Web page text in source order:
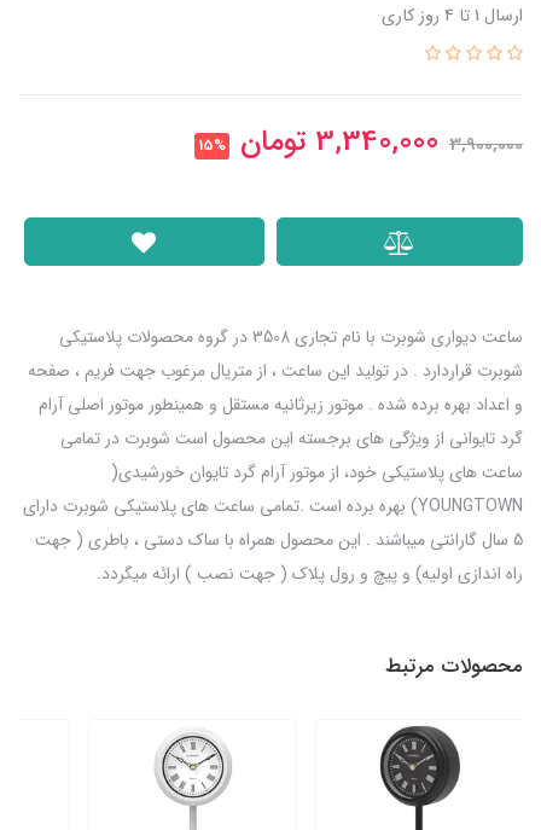
ارسال 1 تا 4 روز کاری
3,900,000
3,340,000 تومان 15%
ساعت دیواری شوبرت با نام تجاری 3508 در گروه محصولات پلاستیکی
شوبرت قراردارد . در تولید این ساعت ، از متریال مرغوب جهت فریم ، صفحه
و اعداد بهره برده شده . موتور زیرثانیه مستقل و همینطور موتور اصلی آرام
گرد تایوانی از ویژگی های برجسته این محصول است شوبرت در تمامی
ساعت های پلاستیکی خود، از موتور آرام گرد تایوان خورشیدی(
YOUNGTOWN) بهره برده است .تمامی ساعت های پلاستیکی شوبرت دارای
5 سال گارانتی میباشند . این محصول همراه با ساک دستی ، باطری ( جهت
راه اندازی اولیه) و پیچ و رول پلاک ( جهت نصب ) ارائه میگردد.
محصولات مرتبط